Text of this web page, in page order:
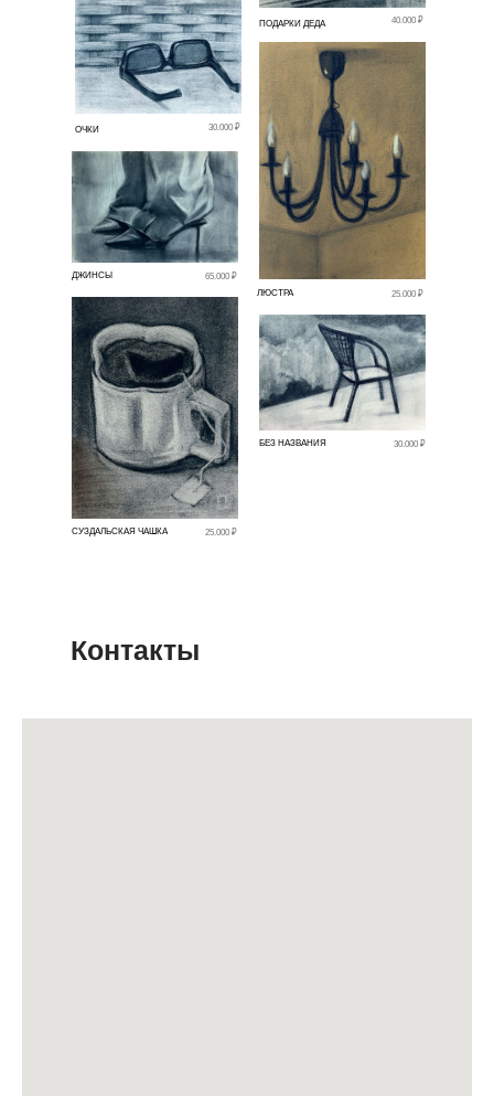
ПОДАРКИ ДЕДА 40.000 ₽
ОЧКИ 30.000 ₽
СУЗДАЛЬСКАЯ ЧАШКА 25.000 ₽
ДЖИНСЫ 65.000 ₽
БЕЗ НАЗВАНИЯ 30.000 ₽
ЛЮСТРА 25.000 ₽
Контакты